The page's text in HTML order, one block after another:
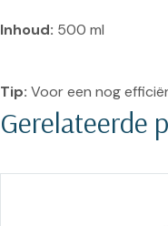
Inhoud: 500 ml
Tip: Voor een nog
Gerelateerde